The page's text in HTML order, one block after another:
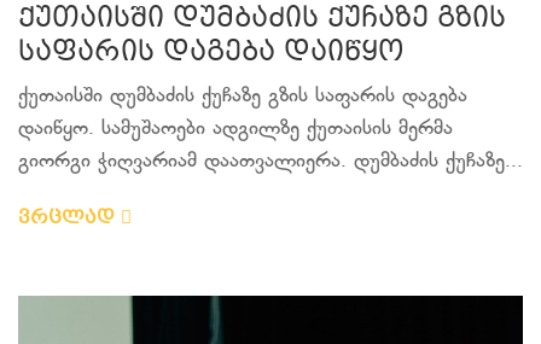
ქუთაისში დუმბაძის ქუჩაზე გზის
საფარის დაგება დაიწყო
ქუთაისში დუმბაძის ქუჩაზე გზის საფარის დაგება
დაიწყო. სამუშაოები ადგილზე ქუთაისის მერმა
გიორგი ჭიღვარიამ დაათვალიერა. დუმბაძის ქუჩაზე...
ვრცლად